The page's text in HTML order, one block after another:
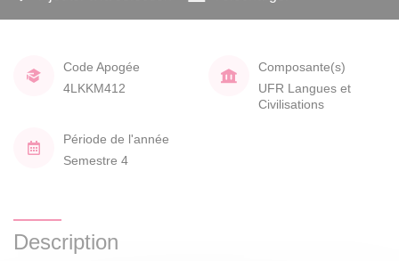
Code Apogée
4LKKM412
Composante(s)
UFR Langues et
Civilisations
Période de l'année
Semestre 4
Description